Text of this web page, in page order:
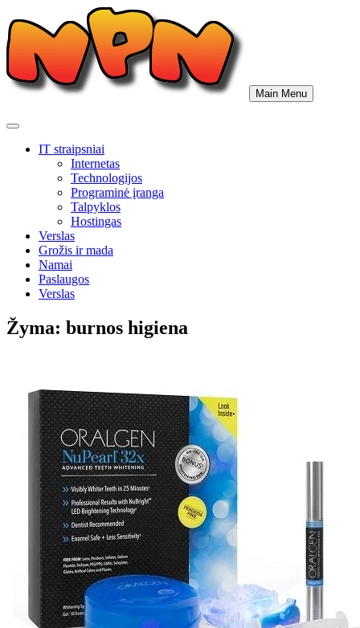
to
content
Main Menu
IT straipsniai
Internetas
Technologijos
Programinė įranga
Talpyklos
Hostingas
Verslas
Grožis ir mada
Namai
Paslaugos
Verslas
Žyma: burnos higiena